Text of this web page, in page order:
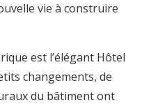
vie à construire
est l’élégant Hôtel
changements, de
du bâtiment ont